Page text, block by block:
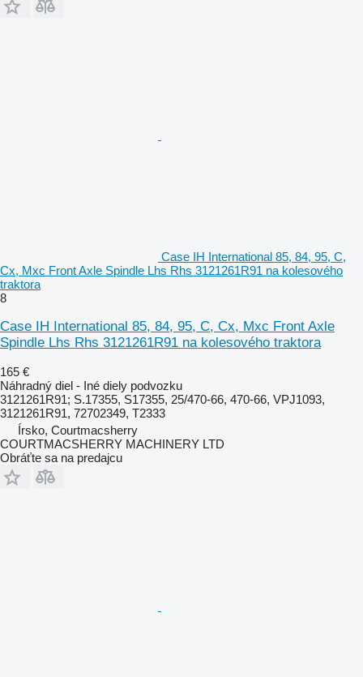
Case IH International 85, 84, 95, C,
Cx, Mxc Front Axle Spindle Lhs Rhs 3121261R91 na kolesového
traktora
8
Case IH International 85, 84, 95, C, Cx, Mxc Front Axle
Spindle Lhs Rhs 3121261R91 na kolesového traktora
165 €
Náhradný diel - Iné diely podvozku
3121261R91; S.17355, S17355, 25/470-66, 470-66, VPJ1093,
3121261R91, 72702349, T2333
Írsko, Courtmacsherry
COURTMACSHERRY MACHINERY LTD
Obráťte sa na predajcu